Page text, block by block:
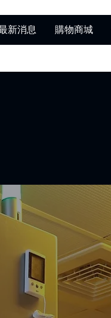
新消息 購物商城